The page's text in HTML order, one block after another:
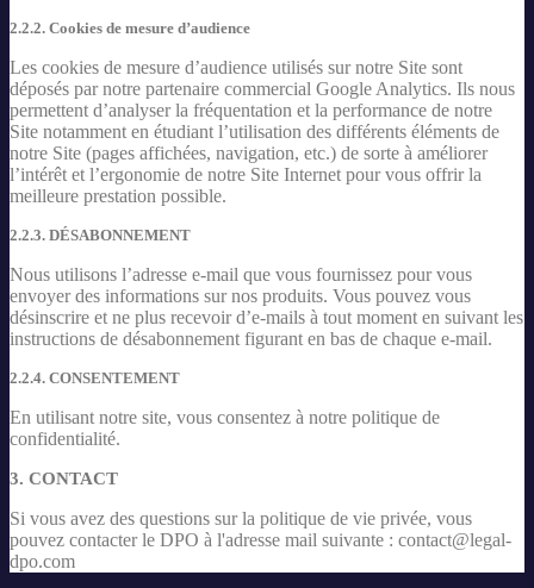
2.2.2. Cookies de mesure d’audience
Les cookies de mesure d’audience utilisés sur notre Site sont
déposés par notre partenaire commercial Google Analytics. Ils nous
permettent d’analyser la fréquentation et la performance de notre
Site notamment en étudiant l’utilisation des différents éléments de
notre Site (pages affichées, navigation, etc.) de sorte à améliorer
l’intérêt et l’ergonomie de notre Site Internet pour vous offrir la
meilleure prestation possible.
2.2.3. DÉSABONNEMENT
Nous utilisons l’adresse e-mail que vous fournissez pour vous
envoyer des informations sur nos produits. Vous pouvez vous
désinscrire et ne plus recevoir d’e-mails à tout moment en suivant les
instructions de désabonnement figurant en bas de chaque e-mail.
2.2.4. CONSENTEMENT
En utilisant notre site, vous consentez à notre politique de
confidentialité.
3. CONTACT
Si vous avez des questions sur la politique de vie privée, vous
pouvez contacter le DPO à l'adresse mail suivante : contact@legal-
dpo.com